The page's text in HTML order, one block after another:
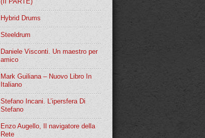
Hybrid Drums
Steeldrum
Daniele Visconti. Un maestro per
amico
Mark Guiliana – Nuovo Libro In
Italiano
Stefano Incani. L’ipersfera Di
Stefano
Enzo Augello, Il navigatore della
Rete